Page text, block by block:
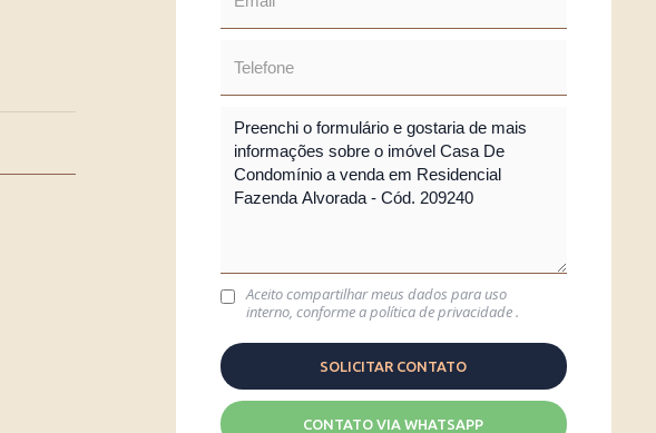
Aceito compartilhar meus dados para uso
interno, conforme apolítica de privacidade.
CONTATO VIA WHATSAPP